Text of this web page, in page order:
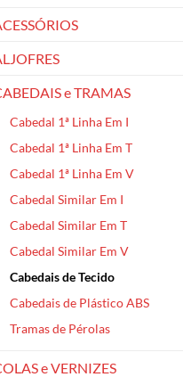
e TRAMAS
Cabedal 1ª Linha Em I
Cabedal 1ª Linha Em T
Cabedal 1ª Linha Em V
Cabedal Similar Em I
Cabedal Similar Em T
Cabedal Similar Em V
Cabedais de Tecido
Cabedais de Plástico ABS
Tramas de Pérolas
e VERNIZES